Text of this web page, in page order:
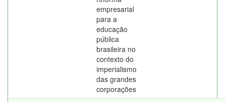
empresarial
para a
educação
pública
brasileira no
contexto do
imperialismo
das grandes
corporações